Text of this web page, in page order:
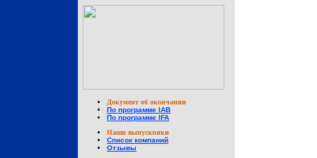
Документ об окончании
По программе IAB
По программе IFA
Наши выпускники
Список компаний
Отзывы